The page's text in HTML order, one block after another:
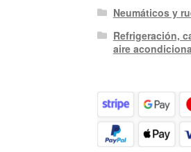
Neumáticos y
Refrigeración,
aire